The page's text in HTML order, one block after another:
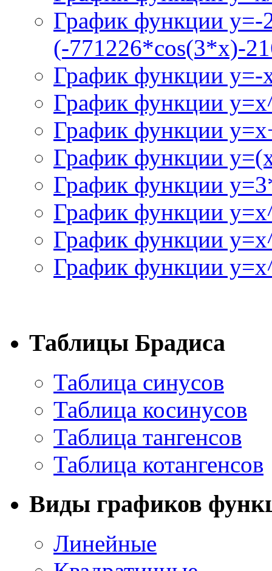
График функции y=-
(-771226*cos(3*x)-
График функции
График функции
График функции
График функции
График функции
График функции
График функции
График функции
Таблицы Брадиса
Таблица синусов
Таблица косинусов
Таблица тангенсов
Таблица котангенсов
Виды графиков
Линейные